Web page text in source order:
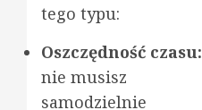
tego typu:
Oszczędność czasu:
nie musisz
samodzielnie